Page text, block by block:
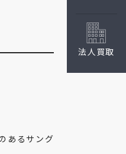
法人買取
あるサング